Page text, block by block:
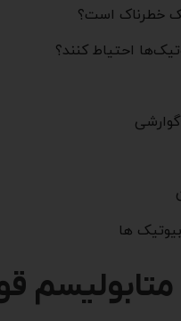
خطرناک است؟
احتیاط کنند؟
ها
متابولیسم